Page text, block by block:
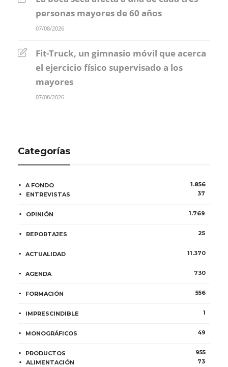
personas mayores de 60 años
07/08/2026
Fit-Truck, un gimnasio móvil que acerca
el ejercicio físico supervisado a los
mayores
07/08/2026
Categorías
A FONDO
1.856
ENTREVISTAS
37
OPINIÓN 1.769
REPORTAJES 25
ACTUALIDAD 11.370
AGENDA 730
FORMACIÓN 556
IMPRESCINDIBLE 1
MONOGRÁFICOS 49
PRODUCTOS
955
ALIMENTACIÓN
73